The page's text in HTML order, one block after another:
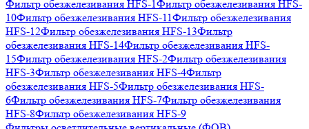
Фильтр обезжелезивания HFS-1Фильтр обезжелезивания HFS-
10Фильтр обезжелезивания HFS-11Фильтр обезжелезивания
HFS-12Фильтр обезжелезивания HFS-13Фильтр
обезжелезивания HFS-14Фильтр обезжелезивания HFS-
15Фильтр обезжелезивания HFS-2Фильтр обезжелезивания
HFS-3Фильтр обезжелезивания HFS-4Фильтр
обезжелезивания HFS-5Фильтр обезжелезивания HFS-
6Фильтр обезжелезивания HFS-7Фильтр обезжелезивания
HFS-8Фильтр обезжелезивания HFS-9